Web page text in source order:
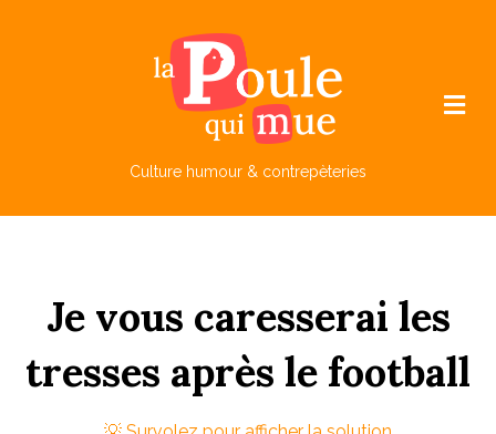
Culture humour & contrepèteries
M
e
Je vous caresserai les
tresses après le football